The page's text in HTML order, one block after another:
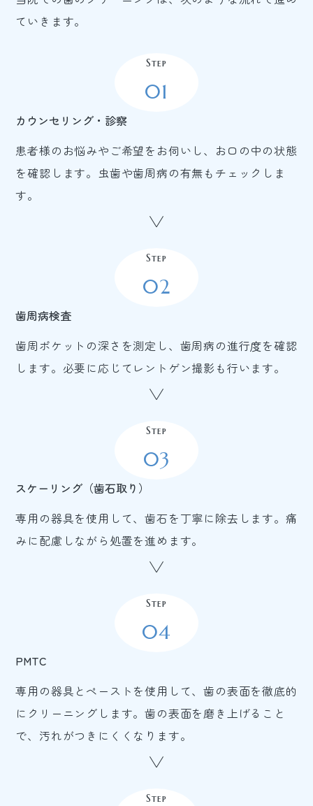
ていきます。
Step
01
カウンセリング・診察
患者様のお悩みやご希望をお伺いし、お口の中の状態
を確認します。虫歯や歯周病の有無もチェックしま
す。
Step
02
歯周病検査
歯周ポケットの深さを測定し、歯周病の進行度を確認
します。必要に応じてレントゲン撮影も行います。
Step
03
スケーリング（歯石取り）
専用の器具を使用して、歯石を丁寧に除去します。痛
みに配慮しながら処置を進めます。
Step
04
PMTC
専用の器具とペーストを使用して、歯の表面を徹底的
にクリーニングします。歯の表面を磨き上げること
で、汚れがつきにくくなります。
Step